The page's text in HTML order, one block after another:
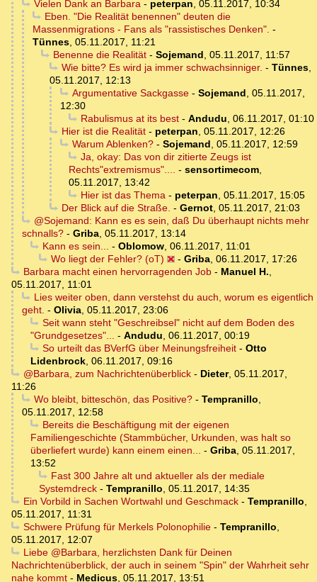
Vielen Dank an Barbara- peterpan, 05.11.2017, 10:34
Eben. "Die Realität benennen" deuten die
Massenmigrations - Fans als "rassistisches Denken". -
Tünnes, 05.11.2017, 11:21
Benenne die Realität- Sojemand, 05.11.2017, 11:57
Wie bitte? Es wird ja immer schwachsinniger. - Tünnes,
05.11.2017, 12:13
Argumentative Sackgasse- Sojemand, 05.11.2017,
12:30
Rabulismus at its best- Andudu, 06.11.2017, 01:10
Hier ist die Realität- peterpan, 05.11.2017, 12:26
Warum Ablenken?- Sojemand, 05.11.2017, 12:59
Ja, okay: Das von dir zitierte Zeugs ist
Rechts"extremismus".... - sensortimecom,
05.11.2017, 13:42
Hier ist das Thema- peterpan, 05.11.2017, 15:05
Der Blick auf die Straße. - Gernot, 05.11.2017, 21:03
@Sojemand: Kann es es sein, daß Du überhaupt nichts mehr
schnalls? - Griba, 05.11.2017, 13:14
Kann es sein... - Oblomow, 06.11.2017, 11:01
Wo liegt der Fehler? (oT)
- Griba, 06.11.2017, 17:26
Barbara macht einen hervorragenden Job- Manuel H.,
05.11.2017, 11:01
Lies weiter oben, dann verstehst du auch, worum es eigentlich
geht. - Olivia, 05.11.2017, 23:06
Seit wann steht "Geschreibsel" nicht auf dem Boden des
"Grundgesetzes"... - Andudu, 06.11.2017, 00:19
So urteilt das BVerfG über Meinungsfreiheit- Otto
Lidenbrock, 06.11.2017, 09:16
@Barbara, zum Nachrichtenüberblick- Dieter, 05.11.2017,
11:26
Wo bleibt, bitteschön, das Positive?- Tempranillo,
05.11.2017, 12:58
Bereits die Beschäftigung mit der eigenen
Familiengeschichte (Stammbücher, Urkunden, was halt so
überliefert wurde) kann einem einen... - Griba, 05.11.2017,
13:52
Fast 300 Jahre alt und aktueller als der mediale
Systemdreck - Tempranillo, 05.11.2017, 14:35
Ein Vorbild in Sachen Wortwahl und Geschmack- Tempranillo,
05.11.2017, 11:31
Schwere Prüfung für Merkels Polonophilie- Tempranillo,
05.11.2017, 12:07
Liebe @Barbara, herzlichsten Dank für Deinen
Nachrichtenüberblick, der auch in seinem "Spin" der Wahrheit sehr
nahe kommt - Medicus, 05.11.2017, 13:51